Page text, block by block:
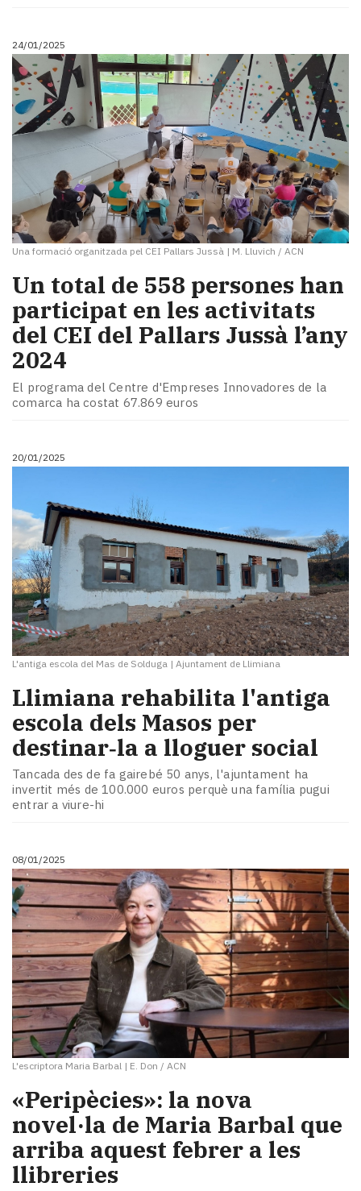
newsletter
del
Pallars
Contingut
patrocinat
Lo
llegit...
Editorial
24/01/2025
Una formació organitzada pel CEI Pallars Jussà | M. Lluvich / ACN
Un total de 558 persones han
participat en les activitats
del CEI del Pallars Jussà l’any
2024
El programa del Centre d'Empreses Innovadores de la
comarca ha costat 67.869 euros
20/01/2025
L'antiga escola del Mas de Solduga | Ajuntament de Llimiana
Llimiana rehabilita l'antiga
escola dels Masos per
destinar‑la a lloguer social
Tancada des de fa gairebé 50 anys, l'ajuntament ha
invertit més de 100.000 euros perquè una família pugui
entrar a viure-hi
08/01/2025
L'escriptora Maria Barbal | E. Don / ACN
«Peripècies»: la nova
novel·la de Maria Barbal que
arriba aquest febrer a les
llibreries